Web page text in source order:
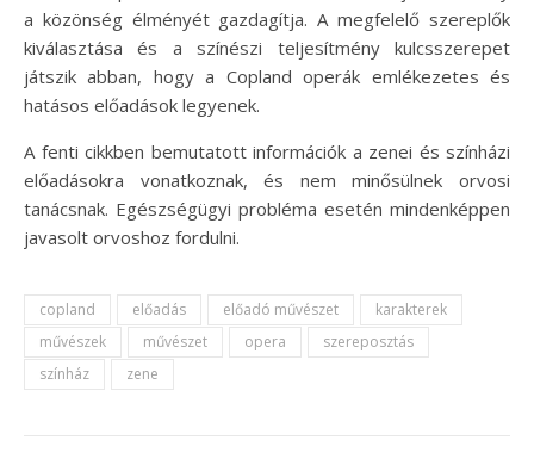
a közönség élményét gazdagítja. A megfelelő szereplők
kiválasztása és a színészi teljesítmény kulcsszerepet
játszik abban, hogy a Copland operák emlékezetes és
hatásos előadások legyenek.
A fenti cikkben bemutatott információk a zenei és színházi
előadásokra vonatkoznak, és nem minősülnek orvosi
tanácsnak. Egészségügyi probléma esetén mindenképpen
javasolt orvoshoz fordulni.
copland előadás előadó művészet
karakterek
művészek
művészet opera
szereposztás
színház
zene